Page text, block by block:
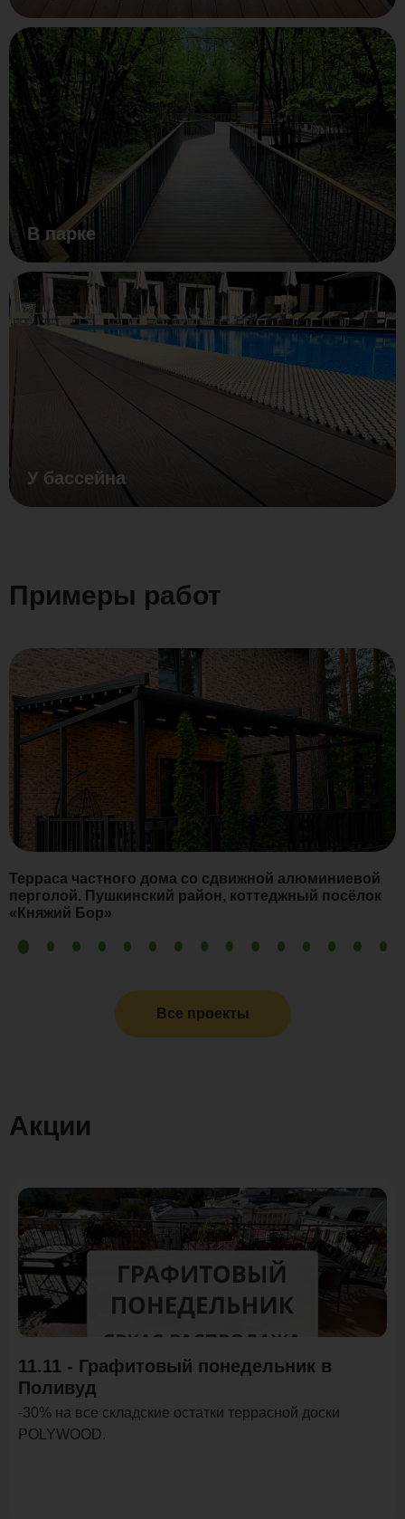
В парке
У бассейна
Примеры работ
Терраса частного дома со сдвижной алюминиевой
перголой. Пушкинский район, коттеджный посёлок
«Княжий Бор»
Все проекты
Акции
Акция
11.11 - Графитовый понедельник в
Поливуд
-30% на все складские остатки террасной доски
POLYWOOD.